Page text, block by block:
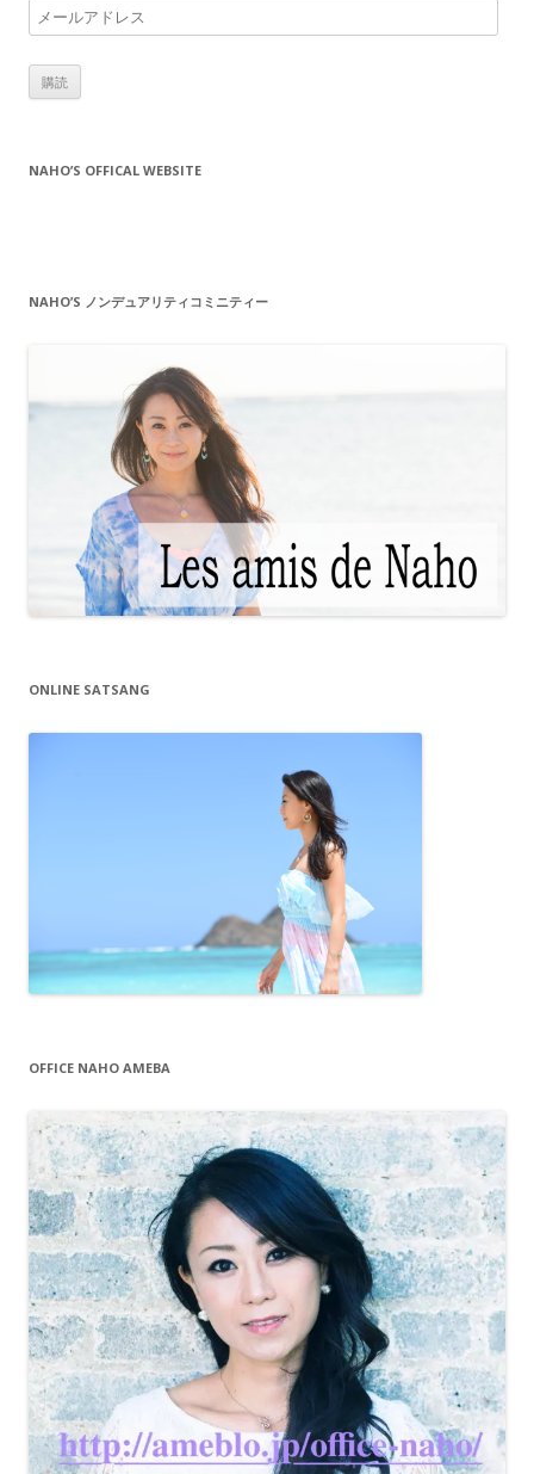
メ
ー
ル
ア
NAHO’S OFFICAL WEBSITE
NAHO’S ノンデュアリティコミニティー
ONLINE SATSANG
OFFICE NAHO AMEBA